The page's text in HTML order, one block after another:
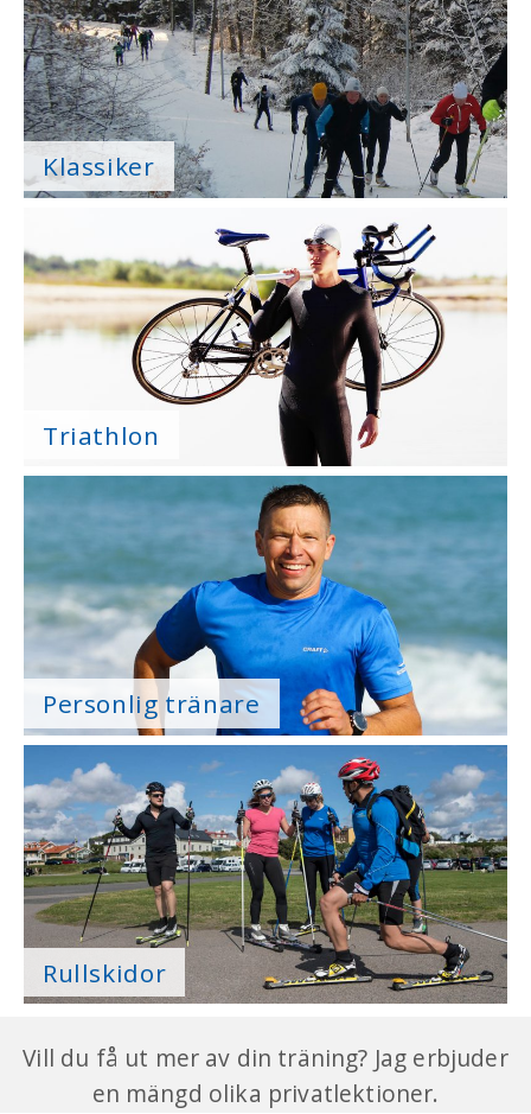
Klassiker
Triathlon
Personlig tränare
Rullskidor
Vill du få ut mer av din träning? Jag erbjuder
en mängd olika privatlektioner.